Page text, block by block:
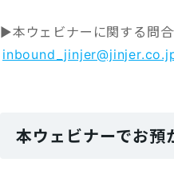
▶本ウェビナーに関する問
本ウェビナーでお預